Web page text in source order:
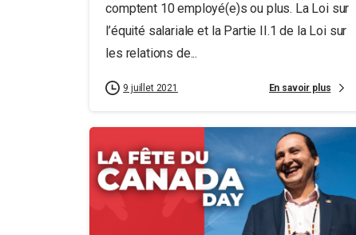
comptent 10 employé(e)s ou plus. La Loi sur
l’équité salariale et la Partie II.1 de la Loi sur
les relations de...
9 juillet 2021 En savoir plus